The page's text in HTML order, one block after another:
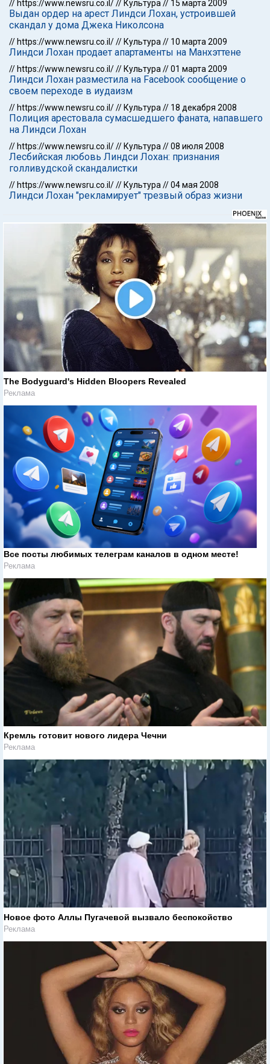
// https://www.newsru.co.il/ // Культура // 15 марта 2009
Выдан ордер на арест Линдси Лохан, устроившей
скандал у дома Джека Николсона
// https://www.newsru.co.il/// Культура // 10 марта 2009
Линдси Лохан продает апартаменты на Манхэттене
// https://www.newsru.co.il/// Культура //01 марта 2009
Линдси Лохан разместила на Facebook сообщение о
своем переходе в иудаизм
// https://www.newsru.co.il/// Культура // 18 декабря 2008
Полиция арестовала сумасшедшего фаната, напавшего
на Линдси Лохан
// https://www.newsru.co.il/// Культура //08 июля 2008
Лесбийская любовь Линдси Лохан: признания
голливудской скандалистки
// https://www.newsru.co.il/// Культура //04 мая 2008
Линдси Лохан "рекламирует" трезвый образ жизни
The Bodyguard's Hidden Bloopers Revealed
Реклама
Все посты любимых телеграм каналов в одном месте!
Реклама
Кремль готовит нового лидера Чечни
Реклама
Новое фото Аллы Пугачевой вызвало беспокойство
Реклама